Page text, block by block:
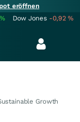
eröffnen
% Dow Jones -0,92%
Growth